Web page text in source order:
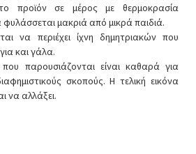
προϊόν σε μέρος με θερμοκρασία
μακριά από μικρά παιδιά.
να περιέχει ίχνη δημητριακών που
και γάλα.
παρουσιάζονται είναι καθαρά για
σκοπούς. Η τελική εικόνα
να αλλάξει.